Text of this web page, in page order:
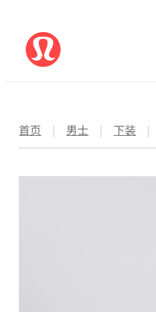
首页 | 男士 | 下装 |